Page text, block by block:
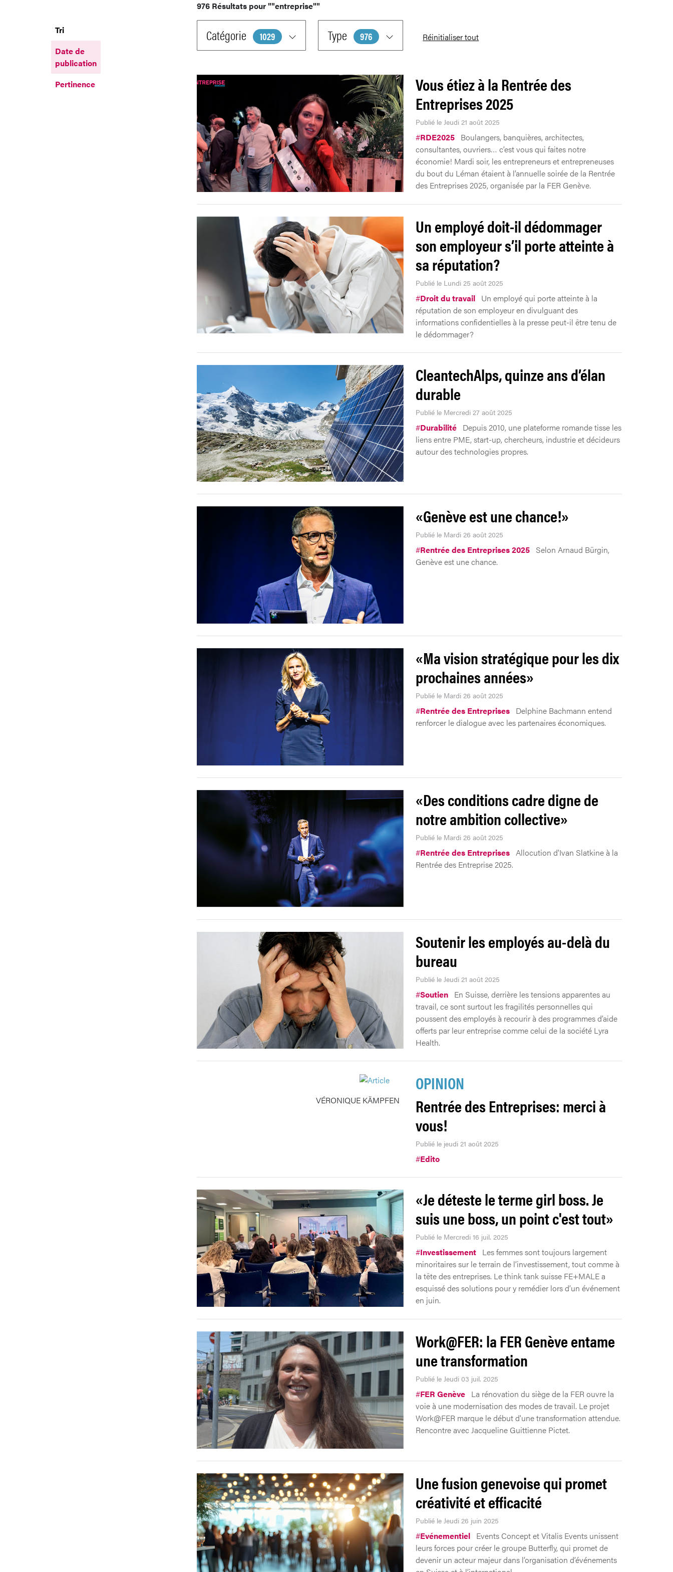
976 Résultats pour""entreprise""
Tri
Date de
publication
Pertinence
Catégorie 1029 Type 976 Réinitialiser tout
Vous étiez à la Rentrée des
Entreprises 2025
Publié le Jeudi 21 août 2025
#RDE2025 Boulangers, banquières, architectes,
consultantes, ouvriers… c’est vous qui faites notre
économie! Mardi soir, les entrepreneurs et entrepreneuses
du bout du Léman étaient à l’annuelle soirée de la Rentrée
des Entreprises 2025, organisée par la FER Genève.
Un employé doit-il dédommager
son employeur s’il porte atteinte à
sa réputation?
Publié le Lundi 25 août 2025
#Droit du travail Un employé qui porte atteinte à la
réputation de son employeur en divulguant des
informations confidentielles à la presse peut-il être tenu de
le dédommager?
CleantechAlps, quinze ans d’élan
durable
Publié le Mercredi 27 août 2025
#Durabilité Depuis 2010, une plateforme romande tisse les
liens entre PME, start-up, chercheurs, industrie et décideurs
autour des technologies propres.
«Genève est une chance!»
Publié le Mardi 26 août 2025
#Rentrée des Entreprises 2025 Selon Arnaud Bürgin,
Genève est une chance.
«Ma vision stratégique pour les dix
prochaines années»
Publié le Mardi 26 août 2025
#Rentrée des Entreprises Delphine Bachmann entend
renforcer le dialogue avec les partenaires économiques.
«Des conditions cadre digne de
notre ambition collective»
Publié le Mardi 26 août 2025
#Rentrée des Entreprises Allocution d'Ivan Slatkine à la
Rentrée des Entreprise 2025.
Soutenir les employés au-delà du
bureau
Publié le Jeudi 21 août 2025
#Soutien En Suisse, derrière les tensions apparentes au
travail, ce sont surtout les fragilités personnelles qui
poussent des employés à recourir à des programmes d’aide
offerts par leur entreprise comme celui de la société Lyra
Health.
VÉRONIQUE KÄMPFEN
OPINION
Rentrée des Entreprises: merci à
vous!
Publié le jeudi 21 août 2025
#Edito
«Je déteste le terme girl boss. Je
suis une boss, un point c'est tout»
Publié le Mercredi 16 juil. 2025
#Investissement Les femmes sont toujours largement
minoritaires sur le terrain de l’investissement, tout comme à
la tête des entreprises. Le think tank suisse FE+MALE a
esquissé des solutions pour y remédier lors d’un événement
en juin.
Work@FER: la FER Genève entame
une transformation
Publié le Jeudi 03 juil. 2025
#FER Genève La rénovation du siège de la FER ouvre la
voie à une modernisation des modes de travail. Le projet
Work@FER marque le début d'une transformation attendue.
Rencontre avec Jacqueline Guittienne Pictet.
Une fusion genevoise qui promet
créativité et efficacité
Publié le Jeudi 26 juin 2025
#Evénementiel Events Concept et Vitalis Events unissent
leurs forces pour créer le groupe Butterfly, qui promet de
devenir un acteur majeur dans l’organisation d’événements